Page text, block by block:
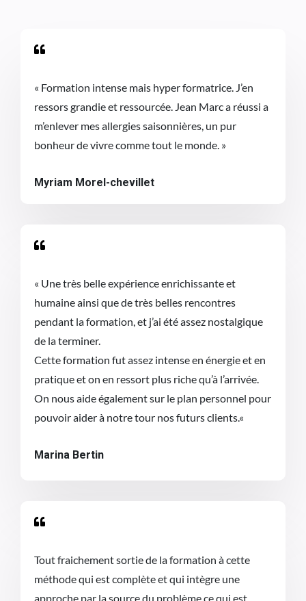

« Formation intense mais hyper formatrice. J’en
ressors grandie et ressourcée. Jean Marc a réussi a
m’enlever mes allergies saisonnières, un pur
bonheur de vivre comme tout le monde. »
Myriam Morel-chevillet

« Une très belle expérience enrichissante et
humaine ainsi que de très belles rencontres
pendant la formation, et j’ai été assez nostalgique
de la terminer.
Cette formation fut assez intense en énergie et en
pratique et on en ressort plus riche qu’à l’arrivée.
On nous aide également sur le plan personnel pour
pouvoir aider à notre tour nos futurs clients.«
Marina Bertin

Tout fraichement sortie de la formation à cette
méthode qui est complète et qui intègre une
approche par la source du problème ce qui est